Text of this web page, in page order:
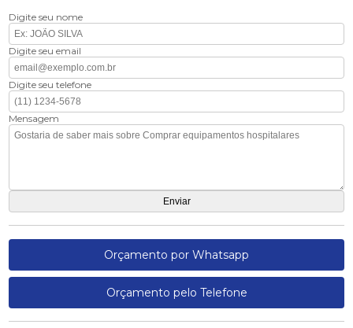
Digite seu nome
Digite seu email
Digite seu telefone
Mensagem
Orçamento por Whatsapp
Orçamento pelo Telefone